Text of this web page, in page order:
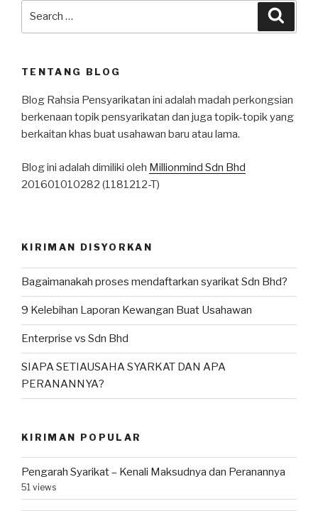
TENTANG BLOG
Blog Rahsia Pensyarikatan ini adalah madah perkongsian
berkenaan topik pensyarikatan dan juga topik-topik yang
berkaitan khas buat usahawan baru atau lama.
Blog ini adalah dimiliki oleh Millionmind Sdn Bhd
201601010282 (1181212-T)
KIRIMAN DISYORKAN
Bagaimanakah proses mendaftarkan syarikat Sdn Bhd?
9 Kelebihan Laporan Kewangan Buat Usahawan
Enterprise vs Sdn Bhd
SIAPA SETIAUSAHA SYARKAT DAN APA
PERANANNYA?
KIRIMAN POPULAR
Pengarah Syarikat – Kenali Maksudnya dan Peranannya
51 views